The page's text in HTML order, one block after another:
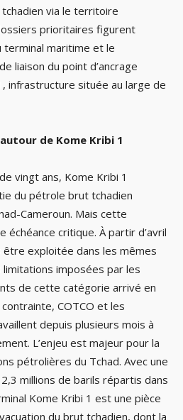
via le territoire
prioritaires figurent
terminal maritime et le
liaison du point d’ancrage
infrastructure située au large de
de Kome Kribi 1
vingt ans, Kome Kribi 1
du pétrole brut tchadien
Cameroun. Mais cette
échéance critique. À partir d’avril
être exploitée dans les mêmes
imposées par les
de cette catégorie arrivé en
COTCO et les
depuis plusieurs mois à
L’enjeu est majeur pour la
pétrolières du Tchad. Avec une
millions de barils répartis dans
Kome Kribi 1 est une pièce
du brut tchadien, dont la